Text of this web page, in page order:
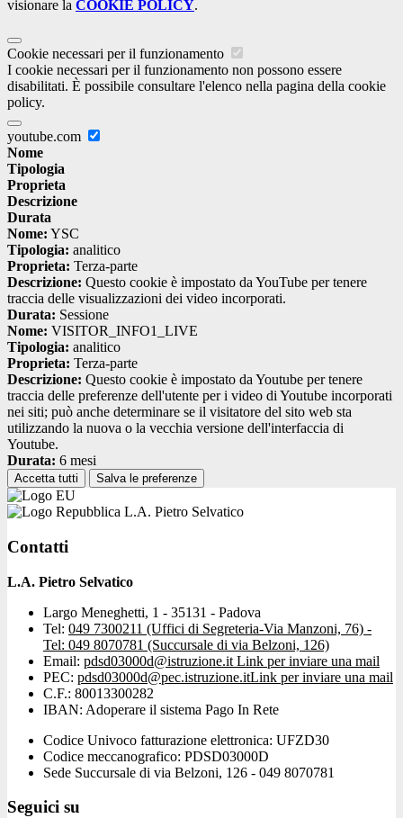
visionare la COOKIE POLICY.
Cookie necessari per il funzionamento
I cookie necessari per il funzionamento non possono essere
disabilitati. È possibile consultare l'elenco nella pagina della cookie
policy.
youtube.com
Nome
Tipologia
Proprieta
Descrizione
Durata
Nome: YSC
Tipologia: analitico
Proprieta: Terza-parte
Descrizione: Questo cookie è impostato da YouTube per tenere
traccia delle visualizzazioni dei video incorporati.
Durata: Sessione
Nome: VISITOR_INFO1_LIVE
Tipologia: analitico
Proprieta: Terza-parte
Descrizione: Questo cookie è impostato da Youtube per tenere
traccia delle preferenze dell'utente per i video di Youtube incorporati
nei siti; può anche determinare se il visitatore del sito web sta
utilizzando la nuova o la vecchia versione dell'interfaccia di
Youtube.
Durata: 6 mesi
Accetta tutti Salva le preferenze
L.A. Pietro Selvatico
Contatti
L.A. Pietro Selvatico
Largo Meneghetti, 1 - 35131 - Padova
Tel: 049 7300211 (Uffici di Segreteria-Via Manzoni, 76) -
Tel: 049 8070781 (Succursale di via Belzoni, 126)
Email: pdsd03000d@istruzione.it Link per inviare una mail
PEC: pdsd03000d@pec.istruzione.itLink per inviare una mail
C.F.: 80013300282
IBAN: Adoperare il sistema Pago In Rete
Codice Univoco fatturazione elettronica: UFZD30
Codice meccanografico: PDSD03000D
Sede Succursale di via Belzoni, 126 - 049 8070781
Seguici su